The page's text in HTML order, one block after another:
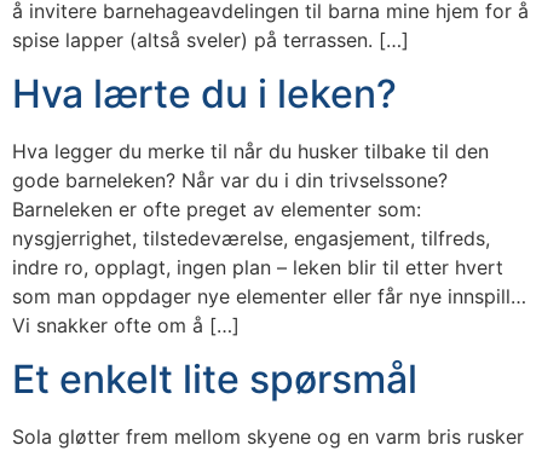
å invitere barnehageavdelingen til barna mine hjem for å
spise lapper (altså sveler) på terrassen. […]
Hva lærte du i leken?
Hva legger du merke til når du husker tilbake til den
gode barneleken? Når var du i din trivselssone?
Barneleken er ofte preget av elementer som:
nysgjerrighet, tilstedeværelse, engasjement, tilfreds,
indre ro, opplagt, ingen plan – leken blir til etter hvert
som man oppdager nye elementer eller får nye innspill…
Vi snakker ofte om å […]
Et enkelt lite spørsmål
Sola gløtter frem mellom skyene og en varm bris rusker